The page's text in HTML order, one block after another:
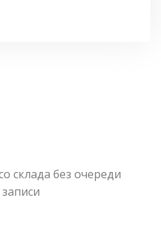
склада без очереди